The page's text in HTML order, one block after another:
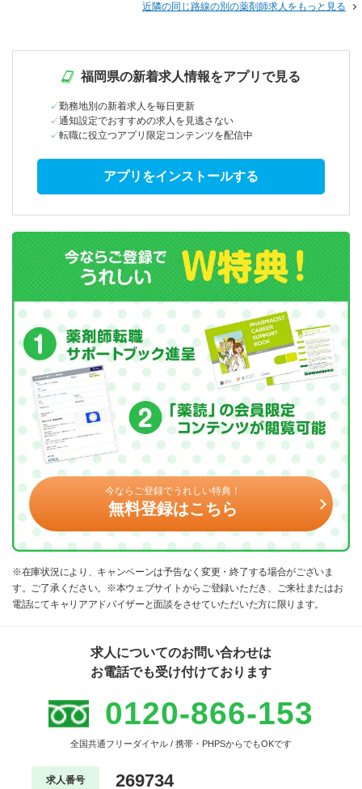
近隣の同じ路線の別の薬剤師求人をもっと見る
福岡県の新着求人情報をアプリで見る
勤務地別の新着求人を毎日更新
通知設定でおすすめの求人を見逃さない
転職に役立つアプリ限定コンテンツを配信中
アプリをインストールする
今ならご登録でうれしい特典！
無料登録はこちら
※在庫状況により、キャンペーンは予告なく変更・終了する場合がございま
す。ご了承ください。※本ウェブサイトからご登録いただき、ご来社またはお
電話にてキャリアアドバイザーと面談をさせていただいた方に限ります。
求人についてのお問い合わせは
お電話でも受け付けております
0120-866-153
全国共通フリーダイヤル / 携帯・PHPSからでもOKです
求人番号 269734